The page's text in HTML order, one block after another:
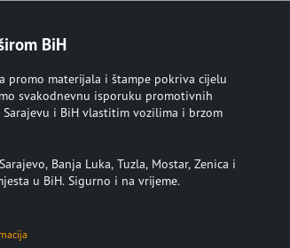
BiH
promo materijala i štampe pokriva cijelu
svakodnevnu isporuku promotivnih
Sarajevu i BiH vlastitim vozilima i brzom
Banja Luka, Tuzla, Mostar, Zenica i
u BiH. Sigurno i na vrijeme.